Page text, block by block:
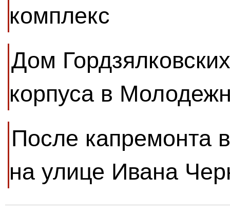
комплекс
Дом
корпуса в
После капремонта
на улице Ивана